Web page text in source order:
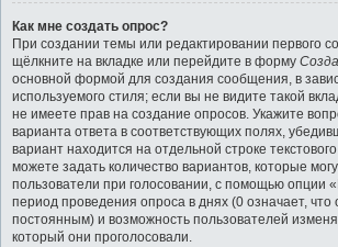
Как мне создать опрос?
При создании темы или редактировании первого
щёлкните на вкладке или перейдите в форму
основной формой для создания сообщения, в
используемого стиля; если вы не видите такой
не имеете прав на создание опросов. Укажите
варианта ответа в соответствующих полях,
вариант находится на отдельной строке
можете задать количество вариантов, которые
пользователи при голосовании, с помощью опции
период проведения опроса в днях (0 означает, что
постоянным) и возможность пользователей
который они проголосовали.